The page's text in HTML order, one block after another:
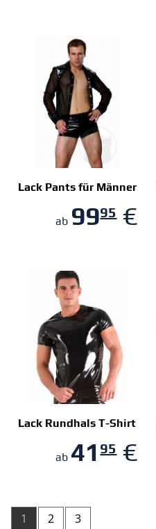
Lack Pants für Männer
ab 9995€
ZUM SHOP
Lack Rundhals T-Shirt
ab 4195€
ZUM SHOP
1 2 3